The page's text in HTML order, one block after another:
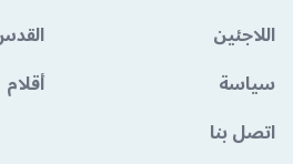
اللاجئين
سياسة
أقلام
اتصل بنا